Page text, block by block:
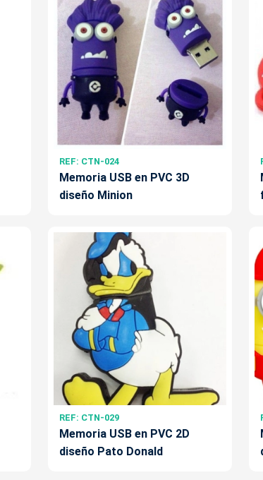
REF: CTN-024
Memoria USB en PVC 3D
diseño Minion
REF: CTN-029
Memoria USB en PVC 2D
diseño Pato Donald